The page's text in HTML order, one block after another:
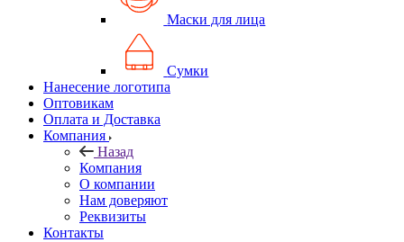
Маски для лица
Сумки
Нанесение логотипа
Оптовикам
Оплата и Доставка
Компания
Назад
Компания
О компании
Нам доверяют
Реквизиты
Контакты